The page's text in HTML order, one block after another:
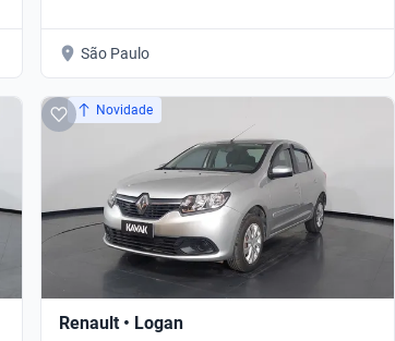
São Paulo
Novidade
Renault • Logan